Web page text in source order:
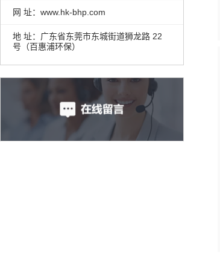
网 址：www.hk-bhp.com
地 址：广东省东莞市东城街道狮龙路 22
号（百惠浦环保）